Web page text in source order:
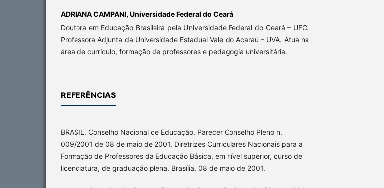
ADRIANA CAMPANI, Universidade Federal do Ceará
Doutora em Educação Brasileira pela Universidade Federal do Ceará – UFC.
Professora Adjunta da Universidade Estadual Vale do Acaraú – UVA. Atua na
área de currículo, formação de professores e pedagogia universitária.
REFERÊNCIAS
BRASIL. Conselho Nacional de Educação. Parecer Conselho Pleno n.
009/2001 de 08 de maio de 2001. Diretrizes Curriculares Nacionais para a
Formação de Professores da Educação Básica, em nível superior, curso de
licenciatura, de graduação plena. Brasília, 08 de maio de 2001.